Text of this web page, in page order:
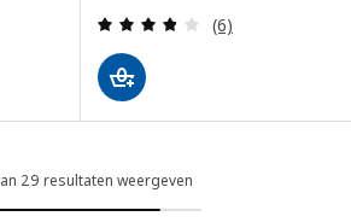
4.7 van 5 sterren. TotaalBeoordeling:
(6)
29 resultaten weergeven